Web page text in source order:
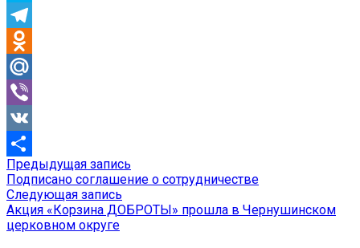
Skype
Telegram
Odnoklassniki
Mail.Ru
Viber
VK
Отправить
Навигация
по
записям
Предыдущая запись
запись:
Подписано соглашение о сотрудничестве
Следующая запись
запись:
Акция «Корзина ДОБРОТЫ» прошла в Чернушинском
церковном округе